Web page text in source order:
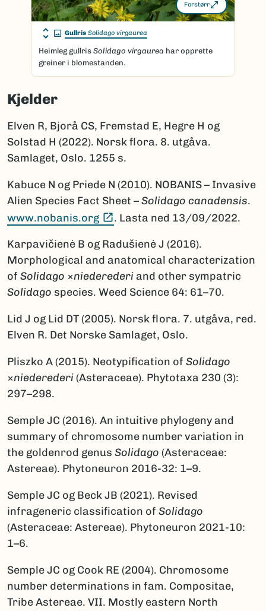
Forstørr
Gullris Solidago virgaurea
Heimleg gullris Solidago virgaurea har opprette
greiner i blomestanden.
Kjelder
Elven R, Bjorå CS, Fremstad E, Hegre H og
Solstad H (2022). Norsk flora. 8. utgåva.
Samlaget, Oslo. 1255 s.
Kabuce N og Priede N (2010). NOBANIS – Invasive
Alien Species Fact Sheet –Solidago canadensis.
www.nobanis.org
(Ekstern lenke)
. Lasta ned 13/09/2022.
Karpavičienė B og Radušienė J (2016).
Morphological and anatomical characterization
of Solidago ×niederederiand other sympatric
Solidago species. Weed Science 64: 61–70.
Lid J og Lid DT (2005). Norsk flora. 7. utgåva, red.
Elven R. Det Norske Samlaget, Oslo.
Pliszko A (2015). Neotypification of Solidago
×niederederi(Asteraceae). Phytotaxa 230 (3):
297–298.
Semple JC (2016). An intuitive phylogeny and
summary of chromosome number variation in
the goldenrod genus Solidago (Asteraceae:
Astereae). Phytoneuron 2016-32: 1–9.
Semple JC og Beck JB (2021). Revised
infrageneric classification of Solidago
(Asteraceae: Astereae). Phytoneuron 2021-10:
1–6.
Semple JC og Cook RE (2004). Chromosome
number determinations in fam. Compositae,
Tribe Astereae. VII. Mostly eastern North